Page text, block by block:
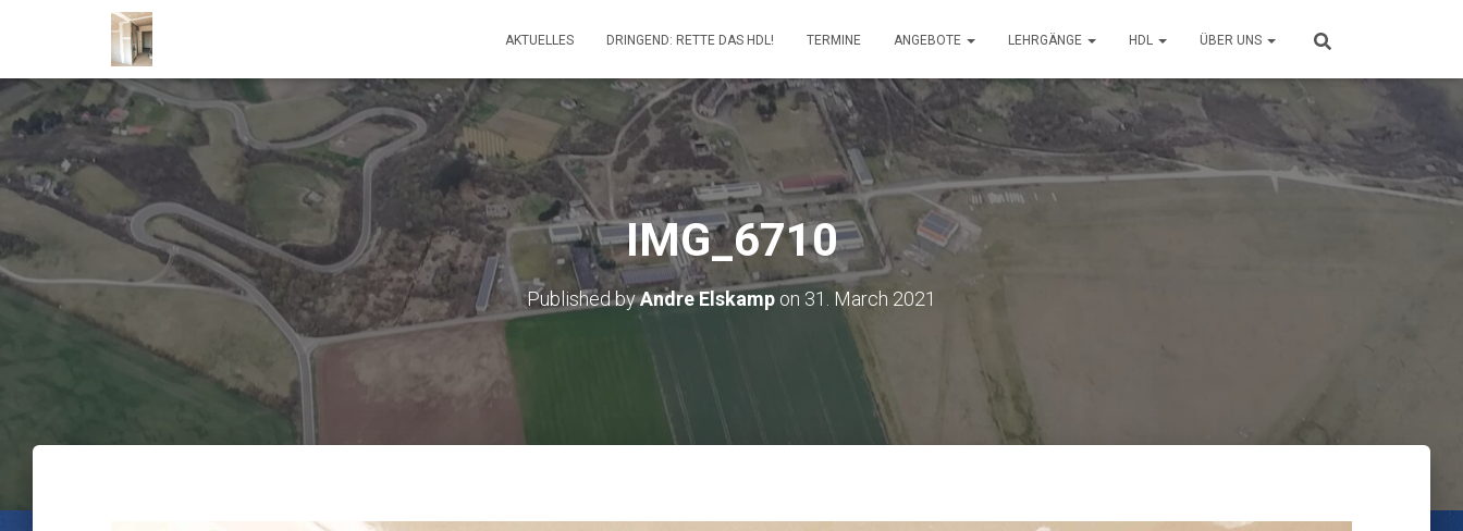
AKTUELLES DRINGEND: RETTE DAS HDL! TERMINE ANGEBOTE LEHRGÄNGE HDL ÜBER UNS
IMG_6710
Published byAndre Elskamp on 31. March 2021